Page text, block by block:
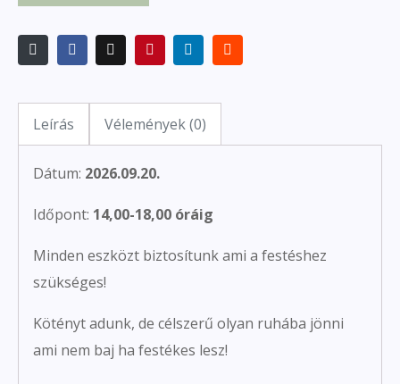
Leírás Vélemények (0)
Dátum: 2026.09.20.
Időpont: 14,00-18,00 óráig
Minden eszközt biztosítunk ami a festéshez
szükséges!
Kötényt adunk, de célszerű olyan ruhába jönni
ami nem baj ha festékes lesz!